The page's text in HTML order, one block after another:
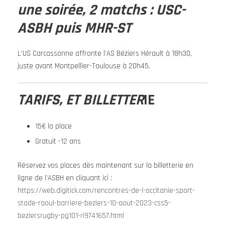
une soirée, 2 matchs : USC-
ASBH puis MHR-ST
L’US Carcassonne affronte l’AS Béziers Hérault à 18h30,
juste avant Montpellier-Toulouse à 20h45.
TARIFS, ET BILLETTERIE
15€ la place
Gratuit -12 ans
Réservez vos places dès maintenant sur la billetterie en
ligne de l’ASBH en cliquant ici :
https://web.digitick.com/rencontres-de-l-occitanie-sport-
stade-raoul-barriere-beziers-10-aout-2023-css5-
beziersrugby-pg101-ri9741657.html